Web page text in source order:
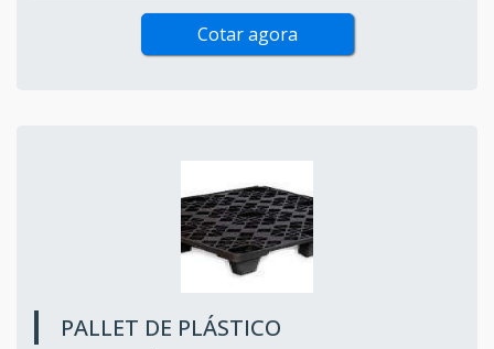
Cotar agora
PALLET DE PLÁSTICO